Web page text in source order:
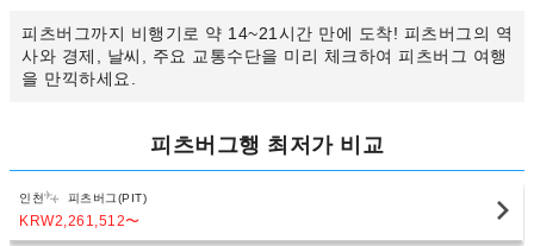
피츠버그까지 비행기로 약 14~21시간 만에 도착! 피츠버그의 역
사와 경제, 날씨, 주요 교통수단을 미리 체크하여 피츠버그 여행
을 만끽하세요.
피츠버그행 최저가 비교
인천 피츠버그(PIT)
KRW2,261,512〜